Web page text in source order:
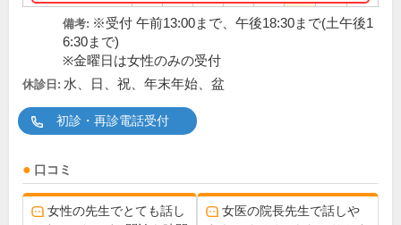
備考: ※受付 午前13:00まで、午後18:30まで(土午後1
6:30まで)
※金曜日は女性のみの受付
休診日: 水、日、祝、年末年始、盆
初診・再診電話受付
口コミ
女性の先生でとても話し
女医の院長先生で話しや